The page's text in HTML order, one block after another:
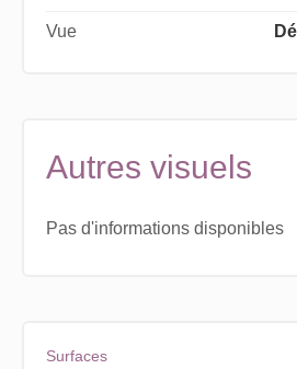
Vue
Autres visuels
Pas d'informations disponibles
Surfaces